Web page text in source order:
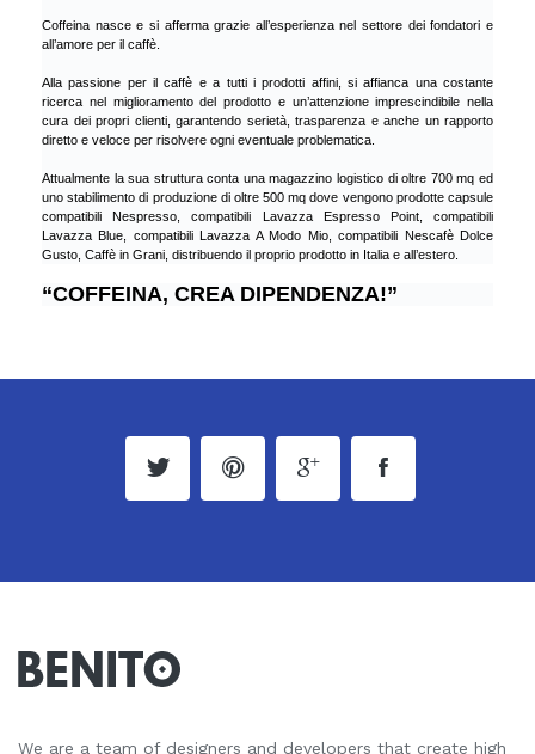
Coffeina nasce e si afferma grazie all’esperienza nel settore dei fondatori e
all’amore per il caffè.
Alla passione per il caffè e a tutti i prodotti affini, si affianca una costante
ricerca nel miglioramento del prodotto e un’attenzione imprescindibile nella
cura dei propri clienti, garantendo serietà, trasparenza e anche un rapporto
diretto e veloce per risolvere ogni eventuale problematica.
Attualmente la sua struttura conta una magazzino logistico di oltre 700 mq ed
uno stabilimento di produzione di oltre 500 mq dove vengono prodotte capsule
compatibili Nespresso, compatibili Lavazza Espresso Point, compatibili
Lavazza Blue, compatibili Lavazza A Modo Mio, compatibili Nescafè Dolce
Gusto, Caffè in Grani, distribuendo il proprio prodotto in Italia e all’estero.
“COFFEINA, CREA DIPENDENZA!”
We are a team of designers and developers that create high